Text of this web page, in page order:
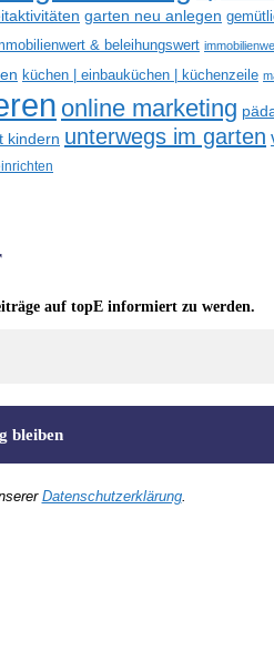
garten neu anlegen
& beleihungswert
küchen | einbauküchen | küchenzeile
online marketing
kindern unterwegs im garten
auf topE informiert zu werden.
Datenschutzerklärung.